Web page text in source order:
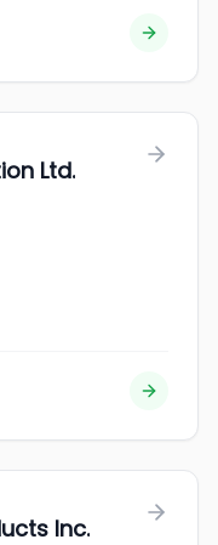
Ltd.
Inc.